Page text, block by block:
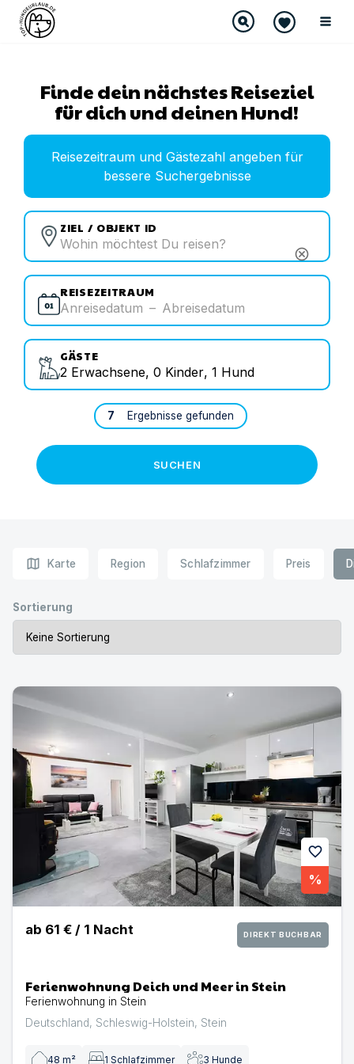
Finde dein nächstes Reiseziel
für dich und deinen Hund!
Reisezeitraum und Gästezahl angeben für
bessere Suchergebnisse
ZIEL / OBJEKT ID
cancel
REISEZEITRAUM
Anreisedatum – Abreisedatum
GÄSTE
2 Erwachsene, 0 Kinder, 1 Hund
7 Ergebnisse gefunden
SUCHEN
map Karte Region Schlafzimmer Preis
Sortierung
favorite
%
Ferienwohnung Deich und Meer in Stein |
ab 61 € / 1 Nacht DIREKT BUCHBAR
Ferienwohnung Deich und Meer in Stein
Ferienwohnung in Stein
Deutschland, Schleswig-Holstein, Stein
48 m² 1 Schlafzimmer 3 Hunde